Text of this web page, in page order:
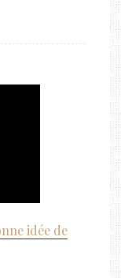
idée de